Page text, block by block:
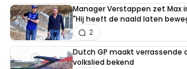
Manager Verstappen zet Max
"Hij heeft de naald laten
2
Dutch GP maakt verrassende
volkslied bekend